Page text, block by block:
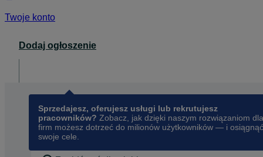
Twoje konto
Dodaj ogłoszenie
Sprzedajesz, oferujesz usługi lub rekrutujesz
pracowników? Zobacz, jak dzięki naszym rozwiązaniom dla
firm możesz dotrzeć do milionów użytkowników — i osiągnąć
swoje cele.